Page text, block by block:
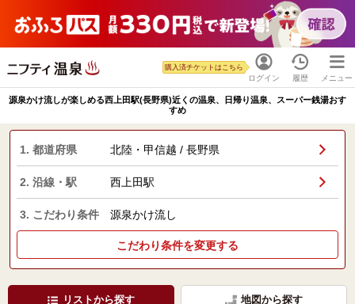
ログイン
購入済チケットはこちら
履歴 メニュー
源泉かけ流しが楽しめる西上田駅(長野県)近くの温泉、日帰り温泉、スーパー銭湯おす
すめ
1. 都道府県 北陸・甲信越 / 長野県
2. 沿線・駅 西上田駅
3. こだわり条件 源泉かけ流し
こだわり条件を変更する
リストから探す 地図から探す